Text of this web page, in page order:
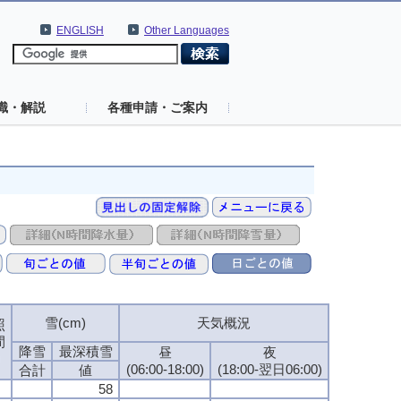
Other Languages
ENGLISH
・解説 各種申請・ご案内
雪(cm) 天気概況
降雪 最深積雪
昼
(06:00-18:00)
夜
(18:00-翌日06:00)
合計
値
58
雪(cm) 天気概況
降雪 最深積雪
昼
(06:00-18:00)
夜
(18:00-翌日06:00)
合計
値
58
雪(cm) 天気概況
降雪 最深積雪
昼
(06:00-18:00)
夜
(18:00-翌日06:00)
合計
値
58
雪(cm) 天気概況
降雪 最深積雪
昼
(06:00-18:00)
夜
(18:00-翌日06:00)
合計
値
58